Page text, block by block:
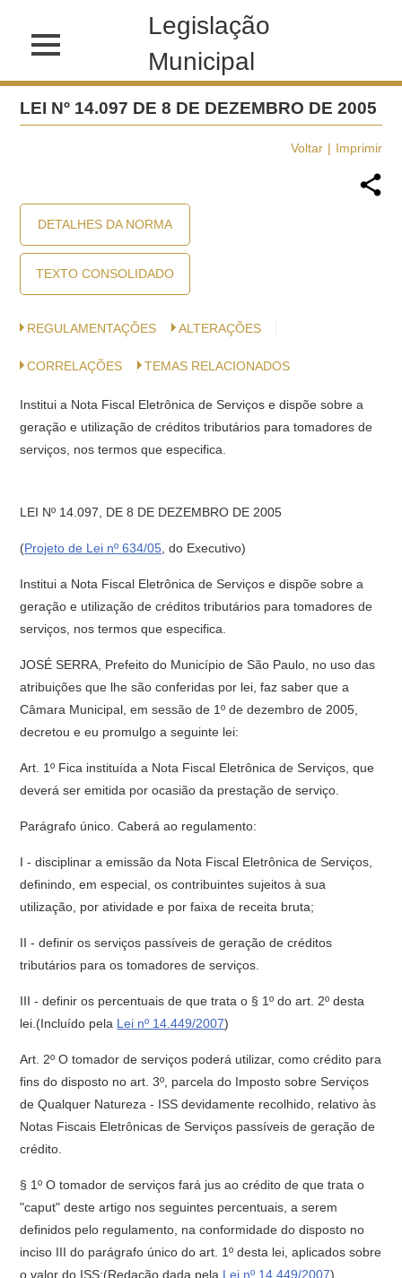
Legislação
Municipal
LEI Nº 14.097 DE 8 DE DEZEMBRO DE 2005
Voltar Imprimir
DETALHES DA NORMA
TEXTO CONSOLIDADO
REGULAMENTAÇÕES ALTERAÇÕES
CORRELAÇÕES TEMAS RELACIONADOS
Institui a Nota Fiscal Eletrônica de Serviços e dispõe sobre a
geração e utilização de créditos tributários para tomadores de
serviços, nos termos que especifica.
LEI Nº 14.097, DE 8 DE DEZEMBRO DE 2005
(Projeto de Lei nº 634/05 , do Executivo)
Institui a Nota Fiscal Eletrônica de Serviços e dispõe sobre a
geração e utilização de créditos tributários para tomadores de
serviços, nos termos que especifica.
JOSÉ SERRA, Prefeito do Município de São Paulo, no uso das
atribuições que lhe são conferidas por lei, faz saber que a
Câmara Municipal, em sessão de 1º de dezembro de 2005,
decretou e eu promulgo a seguinte lei:
Art. 1º Fica instituída a Nota Fiscal Eletrônica de Serviços, que
deverá ser emitida por ocasião da prestação de serviço.
Parágrafo único. Caberá ao regulamento:
I - disciplinar a emissão da Nota Fiscal Eletrônica de Serviços,
definindo, em especial, os contribuintes sujeitos à sua
utilização, por atividade e por faixa de receita bruta;
II - definir os serviços passíveis de geração de créditos
tributários para os tomadores de serviços.
III - definir os percentuais de que trata o § 1º do art. 2º desta
lei.(Incluído pela Lei nº 14.449/2007)
Art. 2º O tomador de serviços poderá utilizar, como crédito para
fins do disposto no art. 3º, parcela do Imposto sobre Serviços
de Qualquer Natureza - ISS devidamente recolhido, relativo às
Notas Fiscais Eletrônicas de Serviços passíveis de geração de
crédito.
§ 1º O tomador de serviços fará jus ao crédito de que trata o
"caput" deste artigo nos seguintes percentuais, a serem
definidos pelo regulamento, na conformidade do disposto no
inciso III do parágrafo único do art. 1º desta lei, aplicados sobre
o valor do ISS:(Redação dada pela Lei nº 14.449/2007)